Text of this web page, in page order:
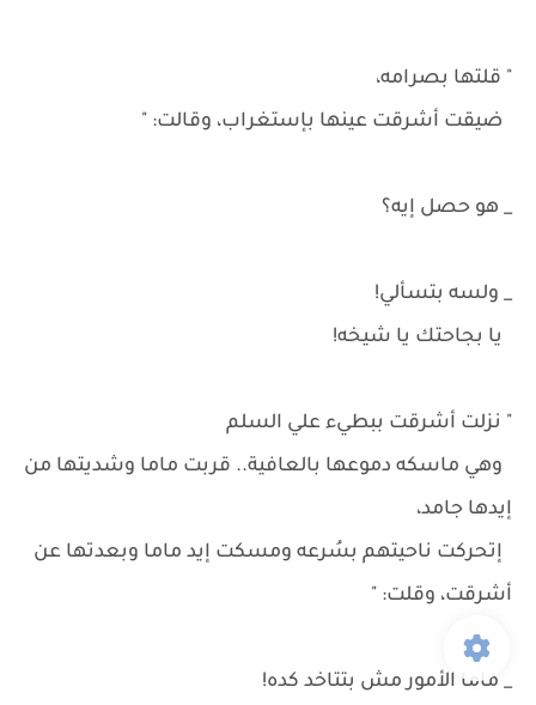
" قلتها بصرامه،
ضيقت أشرقت عينها بإستغراب، وقالت: "
_ هو حصل إيه؟
_ ولسه بتسألي!
يا بجاحتك يا شيخه!
" نزلت أشرقت ببطيء علي السلم
وهي ماسكه دموعها بالعافية.. قربت ماما وشديتها من
إيدها جامد،
إتحركت ناحيتهم بسُرعه ومسكت إيد ماما وبعدتها عن
أشرقت، وقلت: "
_ ماما الأمور مش بتتاخد كده!